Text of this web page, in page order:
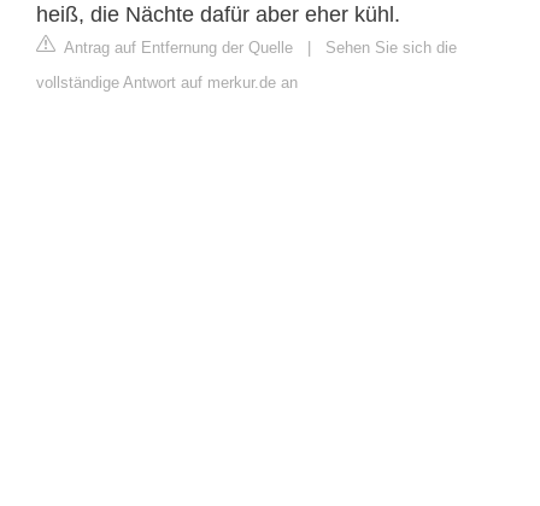
heiß, die Nächte dafür aber eher kühl.
Antrag auf Entfernung der Quelle | Sehen Sie sich die
vollständige Antwort auf merkur.de an